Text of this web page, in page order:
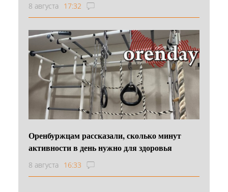
8 августа 17:32
Оренбуржцам рассказали, сколько минут
активности в день нужно для здоровья
8 августа 16:33